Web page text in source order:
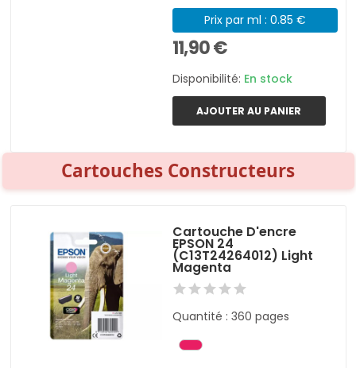
Prix par ml : 0.85 €
11,90 €
Disponibilité: En stock
AJOUTER AU PANIER
Cartouches Constructeurs
Cartouche D'encre
EPSON 24
(C13T24264012) Light
Magenta
Quantité : 360 pages